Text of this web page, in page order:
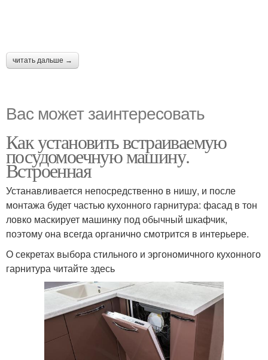
читать дальше →
Вас может заинтересовать
Как установить встраиваемую
посудомоечную машину.
Встроенная
Устанавливается непосредственно в нишу, и после
монтажа будет частью кухонного гарнитура: фасад в тон
ловко маскирует машинку под обычный шкафчик,
поэтому она всегда органично смотрится в интерьере.
О секретах выбора стильного и эргономичного кухонного
гарнитура читайте здесь